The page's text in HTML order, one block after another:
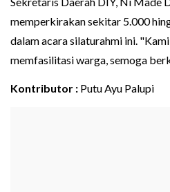
memperkirakan sekitar 5.000
dalam acara silaturahmi ini.
memfasilitasi warga, semoga
Kontributor : Putu Ayu Palupi